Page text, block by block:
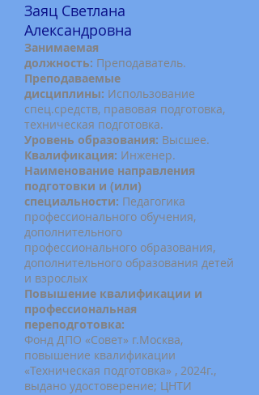
Заяц Светлана
Александровна
Занимаемая
должность: Преподаватель.
Преподаваемые
дисциплины: Использование
спец.средств, правовая подготовка,
техническая подготовка.
Уровень образования: Высшее.
Квалификация: Инженер.
Наименование направления
подготовки и (или)
специальности: Педагогика
профессионального обучения,
дополнительного
профессионального образования,
дополнительного образования детей
и взрослых
Повышение квалификации и
профессиональная
переподготовка:
Фонд ДПО «Совет» г.Москва,
повышение квалификации
«Техническая подготовка» , 2024г.,
выдано удостоверение; ЦНТИ